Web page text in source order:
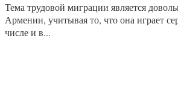
Тема трудовой миграции является
Армении, учитывая то, что она играет
числе и в...